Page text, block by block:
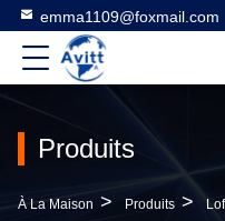
emma1109@foxmail.com
Produits
À La Maison > Produits >